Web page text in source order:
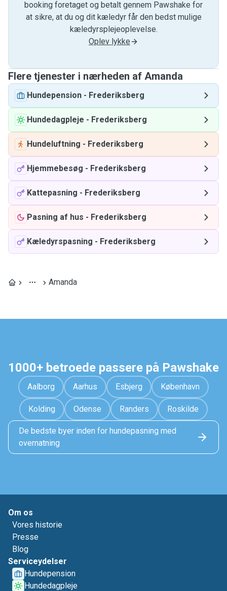
booking foretaget og betalt gennem Pawshake for
at sikre, at du og dit kæledyr får den bedst mulige
kæledyrsplejeoplevelse.
Oplev lykke
Flere tjenester i nærheden af ​​Amanda
Hundepension - Frederiksberg
Hundedagpleje - Frederiksberg
Hundeluftning - Frederiksberg
Hjemmebesøg - Frederiksberg
Kattepasning - Frederiksberg
Pasning af hus - Frederiksberg
Kæledyrspasning - Frederiksberg
Amanda
1000+ betroede passere på Pawshake
Aalborg Aarhus Esbjerg København
Kolding Odense Randers Roskilde
De bedste byer inden for hundepasning med
overnatning
Om os
Vores historie
Presse
Blog
Serviceydelser
Hundepension
Hundedagpleje